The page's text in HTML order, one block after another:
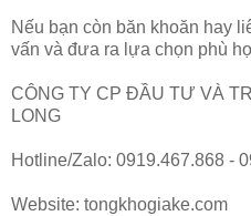
Nếu bạn còn băn khoăn hay
vấn và đưa ra lựa chọn phù
CÔNG TY CP ĐẦU TƯ VÀ
LONG
Hotline/Zalo: 0919.467.868 -
Website: tongkhogiake.com